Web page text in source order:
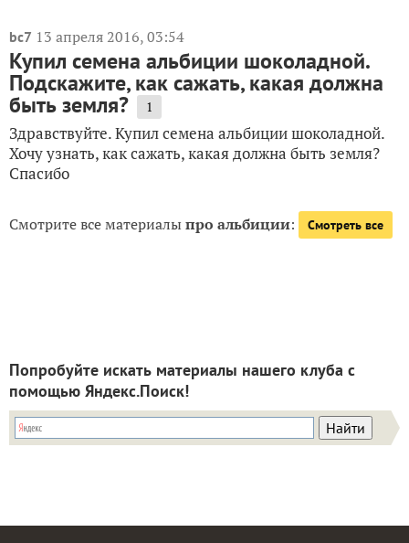
bc7 13 апреля 2016, 03:54
Купил семена альбиции шоколадной.
Подскажите, как сажать, какая должна
быть земля? 1
Здравствуйте. Купил семена альбиции шоколадной.
Хочу узнать, как сажать, какая должна быть земля?
Спасибо
Смотрите все материалыпро альбиции: Смотреть все
Попробуйте искать материалы нашего клуба с
помощью Яндекс.Поиск!